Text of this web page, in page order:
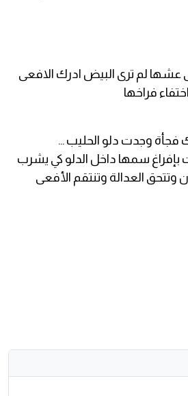
عشها لم ترى البيض ادرك الافعى
فراخها
وجدت دلو الحليب …
بإفراغ سمها داخل الدلو كي يشرب
وتتحق العدالة وتنتقم الأفعى